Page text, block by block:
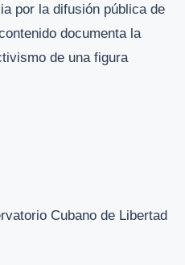
por la difusión pública de
documenta la
de una figura
Cubano de Libertad